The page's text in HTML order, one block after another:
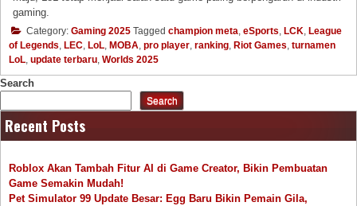
gaming.
Category: Gaming 2025 Tagged champion meta, eSports, LCK, League
of Legends, LEC, LoL, MOBA, pro player, ranking, Riot Games, turnamen
LoL, update terbaru, Worlds 2025
Search
Search
Recent Posts
Roblox Akan Tambah Fitur AI di Game Creator, Bikin Pembuatan
Game Semakin Mudah!
Pet Simulator 99 Update Besar: Egg Baru Bikin Pemain Gila,